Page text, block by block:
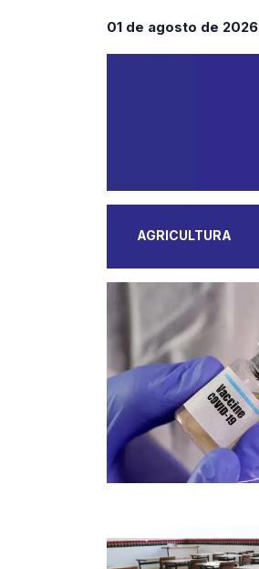
01 de agosto de 2026
AGRICULTURA